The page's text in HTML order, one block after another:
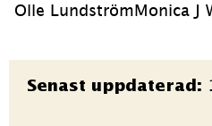
Olle LundströmMonica J
Sidinformation
Senast uppdaterad: